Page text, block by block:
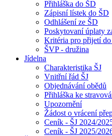
Přihláška do ŠD
Zápisní lístek do ŠD
Odhlášení ze ŠD
Poskytovaní úplaty
Kritéria pro přijetí
ŠVP - družina
Jídelna
Charakteristika ŠJ
Vnitřní řád ŠJ
Objednávání obědů
Přihláška ke
Upozornění
Žádost o vrácení
Ceník - ŠJ 2024/
Ceník - ŠJ 2025/